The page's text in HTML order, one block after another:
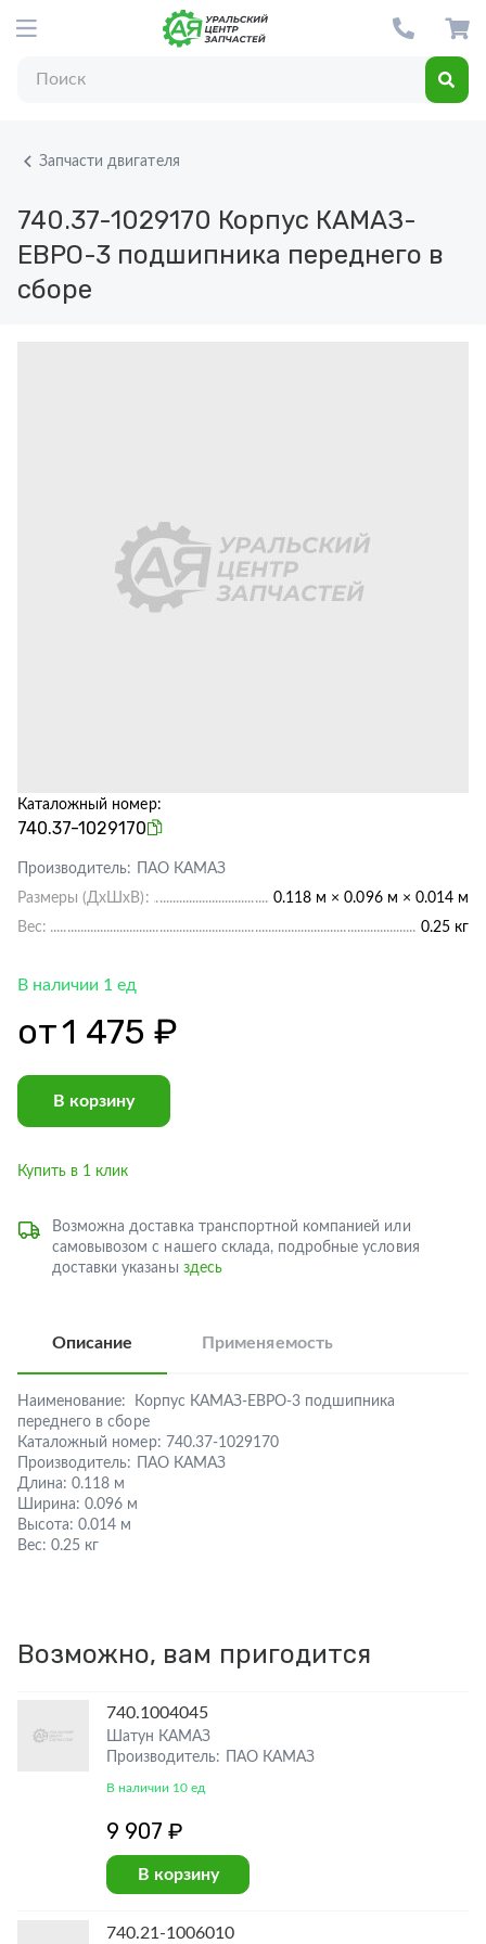
Запчасти двигателя
740.37-1029170 Корпус КАМАЗ-
ЕВРО-3 подшипника переднего в
сборе
Каталожный номер:
740.37-1029170
Производитель:
ПАО КАМАЗ
Размеры (ДхШхВ):
0.118 м × 0.096 м × 0.014 м
Вес:
0.25 кг
В наличии 1 ед
от1 475 ₽
В корзину
Купить в 1 клик
Возможна доставка транспортной компанией или
самовывозом с нашего склада, подробные условия
доставки указаны здесь
Описание Применяемость
Наименование:
Корпус КАМАЗ-ЕВРО-3 подшипника
переднего в сборе
Каталожный номер: 740.37-1029170
Производитель:
ПАО КАМАЗ
Длина: 0.118 м
Ширина: 0.096 м
Высота: 0.014 м
Вес: 0.25 кг
Возможно, вам пригодится
740.1004045
Шатун КАМАЗ
Производитель: ПАО КАМАЗ
В наличии 10 ед
9 907 ₽
В корзину
740.21-1006010